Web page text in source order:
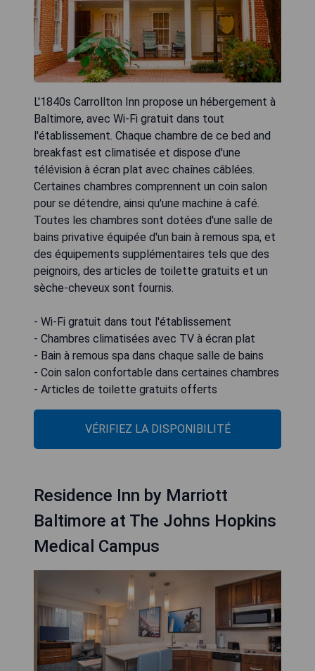
L'1840s Carrollton Inn propose un hébergement à
Baltimore, avec Wi-Fi gratuit dans tout
l'établissement. Chaque chambre de ce bed and
breakfast est climatisée et dispose d'une
télévision à écran plat avec chaînes câblées.
Certaines chambres comprennent un coin salon
pour se détendre, ainsi qu'une machine à café.
Toutes les chambres sont dotées d'une salle de
bains privative équipée d'un bain à remous spa, et
des équipements supplémentaires tels que des
peignoirs, des articles de toilette gratuits et un
sèche-cheveux sont fournis.
- Wi-Fi gratuit dans tout l'établissement
- Chambres climatisées avec TV à écran plat
- Bain à remous spa dans chaque salle de bains
- Coin salon confortable dans certaines chambres
- Articles de toilette gratuits offerts
VÉRIFIEZ LA DISPONIBILITÉ
Residence Inn by Marriott
Baltimore at The Johns Hopkins
Medical Campus